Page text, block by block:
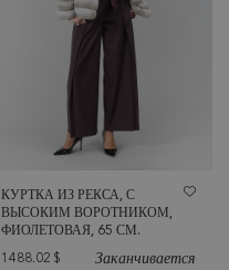
КУРТКА ИЗ РЕКСА, С
ВЫСОКИМ ВОРОТНИКОМ,
ФИОЛЕТОВАЯ, 65 СМ.
1488.02 $ Заканчивается